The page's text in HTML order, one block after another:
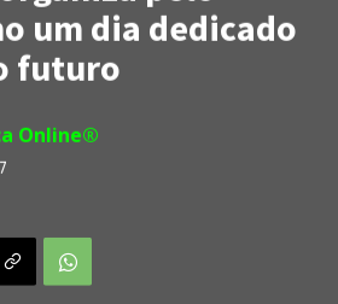
um dia dedicado
futuro
Online®